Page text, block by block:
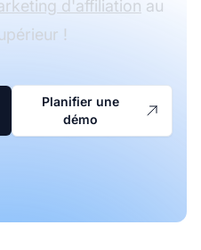
d'affiliation au
!
Planifier une
démo